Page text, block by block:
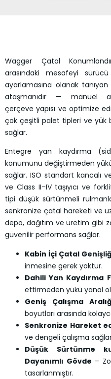
Wagger Çatal
arasındaki mesafeyi
ayarlamasına olanak
ataşmanıdır — manuel
çerçeve yapısı ve optimize
çok çeşitli palet tipleri ve yük
sağlar.
Entegre yan kaydırma
konumunu değiştirmeden
sağlar. ISO standart kancalı
ve Class II–IV taşıyıcı ve
tipi düşük sürtünmeli
senkronize çatal hareketi ve
depo, dağıtım ve üretim gibi
güvenilir performans sağlar.
Kabin İçi Çatal
inmesine gerek yoktur.
Dahili Yan Kaydırma
ettirmeden yükü yanal
Geniş Çalışma
boyutları arasında
Senkronize Hareket
ve dengeli çalışma
Düşük Sürtünme
Dayanımlı Gövde –
tasarlanmıştır.